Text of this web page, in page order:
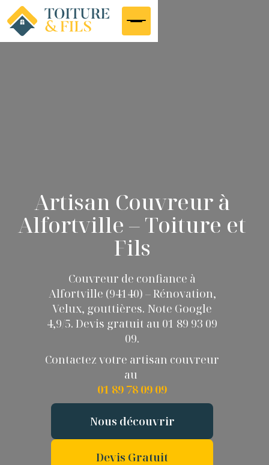
Artisan Couvreur à
Alfortville – Toiture et
Fils
Couvreur de confiance à
Alfortville (94140) – Rénovation,
Velux, gouttières. Note Google
4,9/5. Devis gratuit au 01 89 93 09
09.
Contactez votre artisan couvreur
au
01 89 78 09 09
Nous découvrir
Devis Gratuit